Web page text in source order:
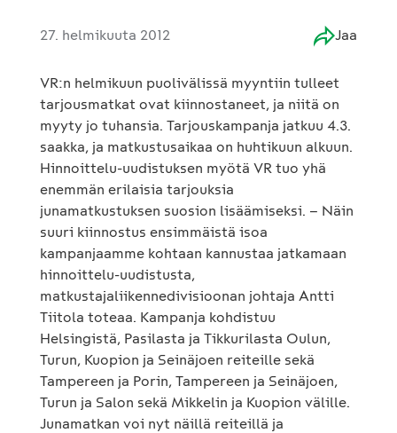
27. helmikuuta 2012 Jaa
VR:n helmikuun puolivälissä myyntiin tulleet
tarjousmatkat ovat kiinnostaneet, ja niitä on
myyty jo tuhansia. Tarjouskampanja jatkuu 4.3.
saakka, ja matkustusaikaa on huhtikuun alkuun.
Hinnoittelu-uudistuksen myötä VR tuo yhä
enemmän erilaisia tarjouksia
junamatkustuksen suosion lisäämiseksi. – Näin
suuri kiinnostus ensimmäistä isoa
kampanjaamme kohtaan kannustaa jatkamaan
hinnoittelu-uudistusta,
matkustajaliikennedivisioonan johtaja Antti
Tiitola toteaa. Kampanja kohdistuu
Helsingistä, Pasilasta ja Tikkurilasta Oulun,
Turun, Kuopion ja Seinäjoen reiteille sekä
Tampereen ja Porin, Tampereen ja Seinäjoen,
Turun ja Salon sekä Mikkelin ja Kuopion välille.
Junamatkan voi nyt näillä reiteillä ja